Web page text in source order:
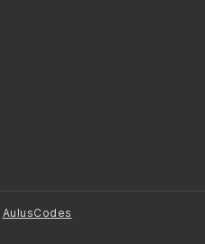
AulusCodes